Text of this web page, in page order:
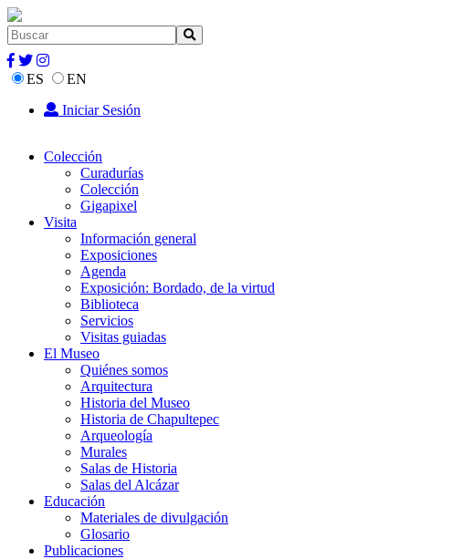
ES
EN
Iniciar Sesión
Colección
Curadurías
Colección
Gigapixel
Visita
Información general
Exposiciones
Agenda
Exposición: Bordado, de la virtud
Biblioteca
Servicios
Visitas guiadas
El Museo
Quiénes somos
Arquitectura
Historia del Museo
Historia de Chapultepec
Arqueología
Murales
Salas de Historia
Salas del Alcázar
Educación
Materiales de divulgación
Glosario
Publicaciones